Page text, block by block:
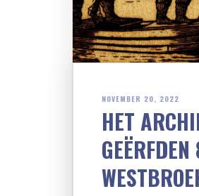
NOVEMBER 20, 2022
HET